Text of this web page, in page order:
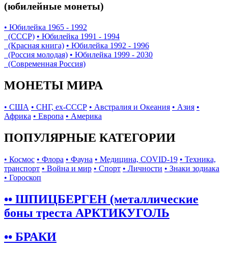
(юбилейные монеты)
• Юбилейка 1965 - 1992
(СССР) • Юбилейка 1991 - 1994
(Красная книга) • Юбилейка 1992 - 1996
(Россия молодая) • Юбилейка 1999 - 2030
(Современная Россия)
МОНЕТЫ МИРА
• США • СНГ, ex-СССР • Австралия и Океания • Азия •
Африка • Европа • Америка
ПОПУЛЯРНЫЕ КАТЕГОРИИ
• Космос • Флора • Фауна • Медицина, COVID-19 • Техника,
транспорт • Война и мир • Спорт • Личности • Знаки зодиака
• Гороскоп
•• ШПИЦБЕРГЕН (металлические
боны треста АРКТИКУГОЛЬ
•• БРАКИ